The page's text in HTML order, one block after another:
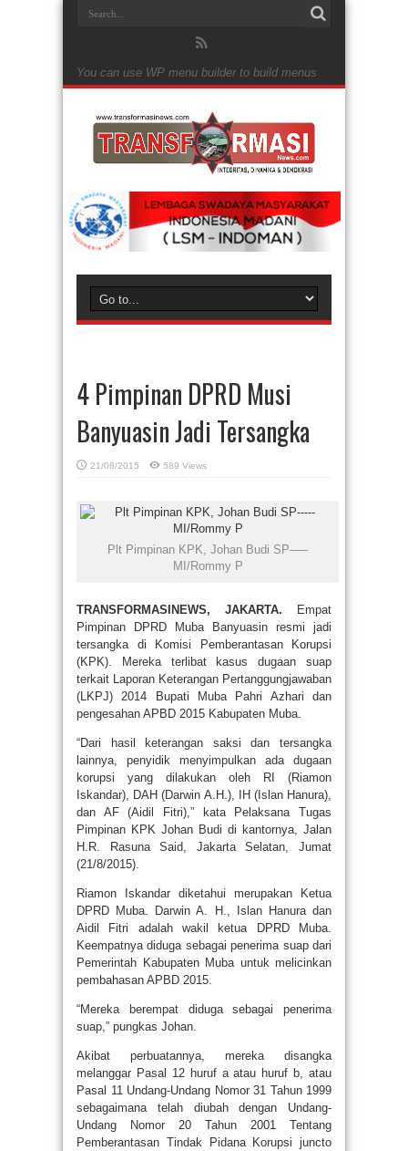
You can use WP menu builder to build menus
4 Pimpinan DPRD Musi
Banyuasin Jadi Tersangka
21/08/2015 589 Views
Plt Pimpinan KPK, Johan Budi SP—–
MI/Rommy P
TRANSFORMASINEWS, JAKARTA. Empat
Pimpinan DPRD Muba Banyuasin resmi jadi
tersangka di Komisi Pemberantasan Korupsi
(KPK). Mereka terlibat kasus dugaan suap
terkait Laporan Keterangan Pertanggungjawaban
(LKPJ) 2014 Bupati Muba Pahri Azhari dan
pengesahan APBD 2015 Kabupaten Muba.
“Dari hasil keterangan saksi dan tersangka
lainnya, penyidik menyimpulkan ada dugaan
korupsi yang dilakukan oleh RI (Riamon
Iskandar), DAH (Darwin A.H.), IH (Islan Hanura),
dan AF (Aidil Fitri),” kata Pelaksana Tugas
Pimpinan KPK Johan Budi di kantornya, Jalan
H.R. Rasuna Said, Jakarta Selatan, Jumat
(21/8/2015).
Riamon Iskandar diketahui merupakan Ketua
DPRD Muba. Darwin A. H., Islan Hanura dan
Aidil Fitri adalah wakil ketua DPRD Muba.
Keempatnya diduga sebagai penerima suap dari
Pemerintah Kabupaten Muba untuk melicinkan
pembahasan APBD 2015.
“Mereka berempat diduga sebagai penerima
suap,” pungkas Johan.
Akibat perbuatannya, mereka disangka
melanggar Pasal 12 huruf a atau huruf b, atau
Pasal 11 Undang-Undang Nomor 31 Tahun 1999
sebagaimana telah diubah dengan Undang-
Undang Nomor 20 Tahun 2001 Tentang
Pemberantasan Tindak Pidana Korupsi juncto